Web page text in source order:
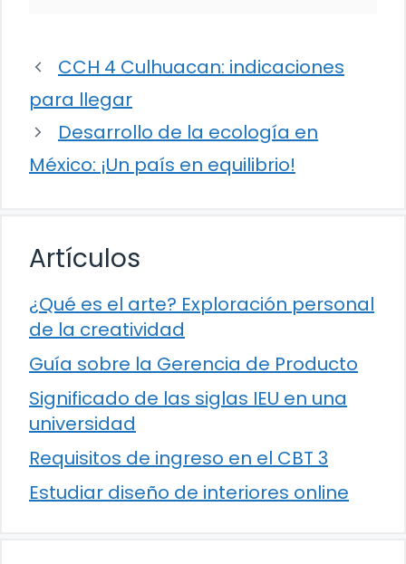
CCH 4 Culhuacan: indicaciones
para llegar
Desarrollo de la ecología en
México: ¡Un país en equilibrio!
Artículos
¿Qué es el arte? Exploración personal
de la creatividad
Guía sobre la Gerencia de Producto
Significado de las siglas IEU en una
universidad
Requisitos de ingreso en el CBT 3
Estudiar diseño de interiores online